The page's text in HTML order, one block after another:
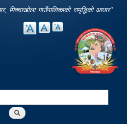
मिक्वाखोला गाउँपालिकाको समृद्धिको आधार"